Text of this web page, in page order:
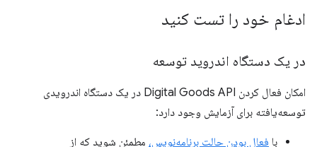
ادغام خود را تست کنید
در یک دستگاه اندروید توسعه
امکان فعال کردن Digital Goods API در یک دستگاه اندرویدی
توسعه‌یافته برای آزمایش وجود دارد:
با فعال بودن حالت برنامه‌نویس، مطمئن شوید که از